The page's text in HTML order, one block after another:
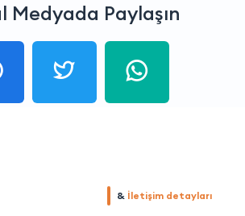
Medyada Paylaşın
& İletişim detayları